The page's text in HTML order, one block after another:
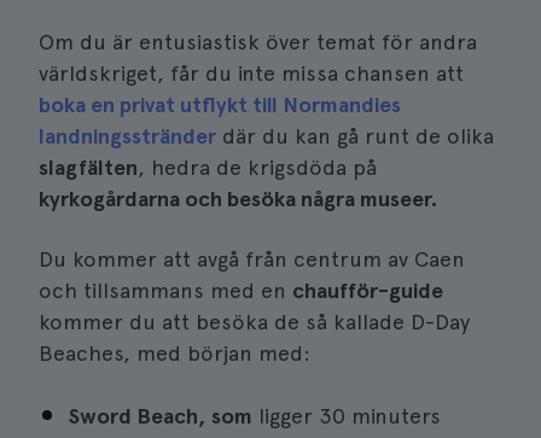
Om du är entusiastisk över temat för andra
världskriget, får du inte missa chansen att
boka en privat utflykt till Normandies
landningsstränder där du kan gå runt de olika
slagfälten, hedra de krigsdöda på
kyrkogårdarna och besöka några museer.
Du kommer att avgå från centrum av Caen
och tillsammans med en chaufför-guide
kommer du att besöka de så kallade D-Day
Beaches, med början med:
Sword Beach, som ligger 30 minuters